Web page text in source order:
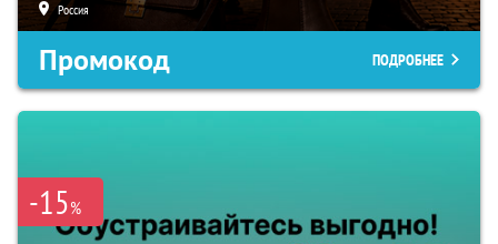
Россия
Промокод ПОДРОБНЕЕ
-15%